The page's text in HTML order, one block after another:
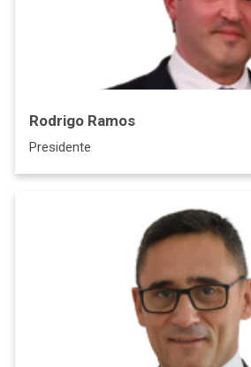
Rodrigo Ramos
Presidente